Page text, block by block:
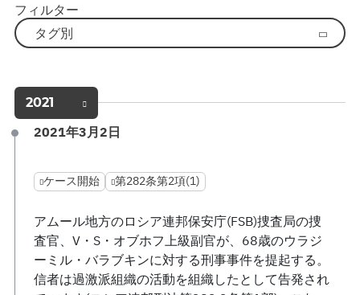
フィルター
タグ別
2021
2021年3月2日
ケース開始 第282条第2項(1)
アムール地方のロシア連邦保安庁(FSB)捜査局の捜
査官、V・S・オブホフ上級副官が、68歳のウラジ
ーミル・バラブキンに対する刑事事件を提起する。
信者は過激派組織の活動を組織したとして告発され